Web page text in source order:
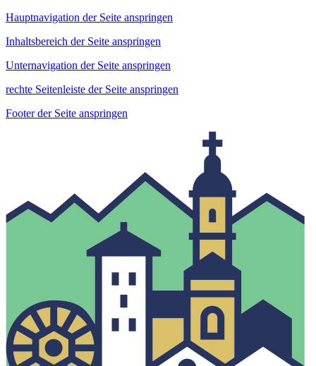
Hauptnavigation der Seite anspringen
Inhaltsbereich der Seite anspringen
Unternavigation der Seite anspringen
rechte Seitenleiste der Seite anspringen
Footer der Seite anspringen